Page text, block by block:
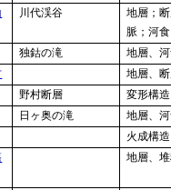
川代渓谷
地層；
脈；河食
独鈷の滝
地層、
地層、
野村断層
変形構造
日ヶ奥の滝
地層、
火成構
地層、